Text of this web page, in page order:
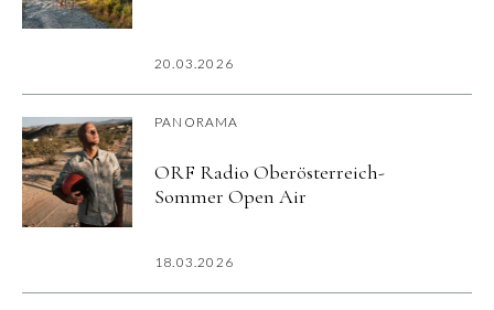
20.03.2026
PANORAMA
ORF Radio Oberösterreich-
Sommer Open Air
18.03.2026